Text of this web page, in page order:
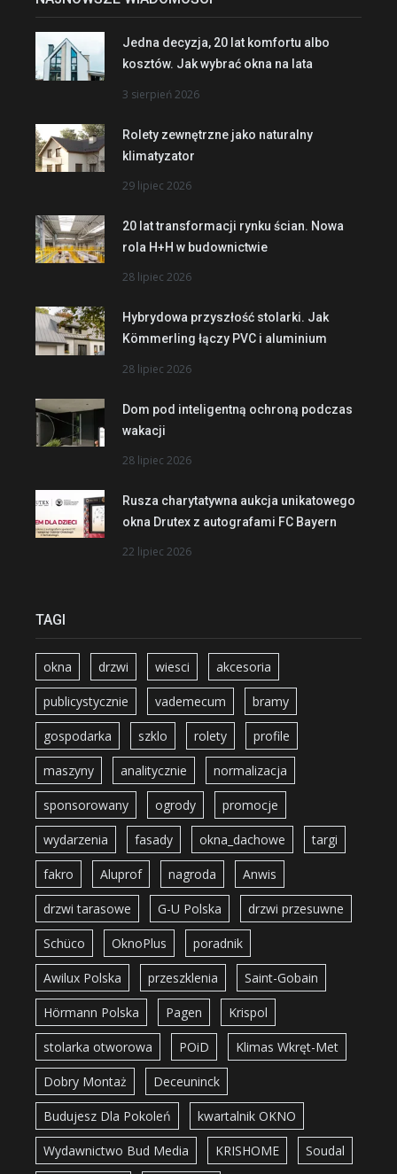
Jedna decyzja, 20 lat komfortu albo
kosztów. Jak wybrać okna na lata
3 sierpień 2026
Rolety zewnętrzne jako naturalny
klimatyzator
29 lipiec 2026
20 lat transformacji rynku ścian. Nowa
rola H+H w budownictwie
28 lipiec 2026
Hybrydowa przyszłość stolarki. Jak
Kömmerling łączy PVC i aluminium
28 lipiec 2026
Dom pod inteligentną ochroną podczas
wakacji
28 lipiec 2026
Rusza charytatywna aukcja unikatowego
okna Drutex z autografami FC Bayern
22 lipiec 2026
TAGI
okna drzwi wiesci akcesoria
publicystycznie vademecum bramy
gospodarka szklo rolety profile
maszyny analitycznie normalizacja
sponsorowany ogrody promocje
wydarzenia fasady okna_dachowe targi
fakro Aluprof nagroda Anwis
drzwi tarasowe G-U Polska drzwi przesuwne
Schüco OknoPlus poradnik
Awilux Polska przeszklenia Saint-Gobain
Hörmann Polska Pagen Krispol
stolarka otworowa POiD Klimas Wkręt-Met
Dobry Montaż Deceuninck
Budujesz Dla Pokoleń kwartalnik OKNO
Wydawnictwo Bud Media KRISHOME Soudal